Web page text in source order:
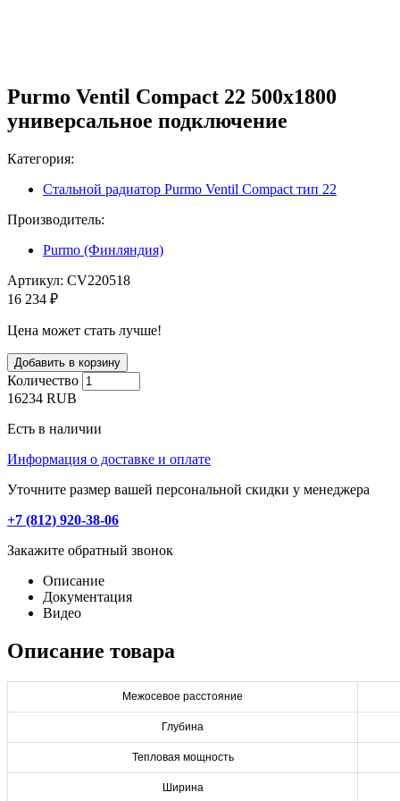
Purmo Ventil Compact 22 500х1800
универсальное подключение
Категория:
Стальной радиатор Purmo Ventil Compact тип 22
Производитель:
Purmo (Финляндия)
Артикул: CV220518
16 234 ₽
Цена может стать лучше!
Количество
16234 RUB
Есть в наличии
Информация о доставке и оплате
Уточните размер вашей персональной скидки у менеджера
+7 (812) 920-38-06
Закажите обратный звонок
Описание
Документация
Видео
Описание товара
Межосевое расстояние
Глубина
Тепловая мощность
Ширина